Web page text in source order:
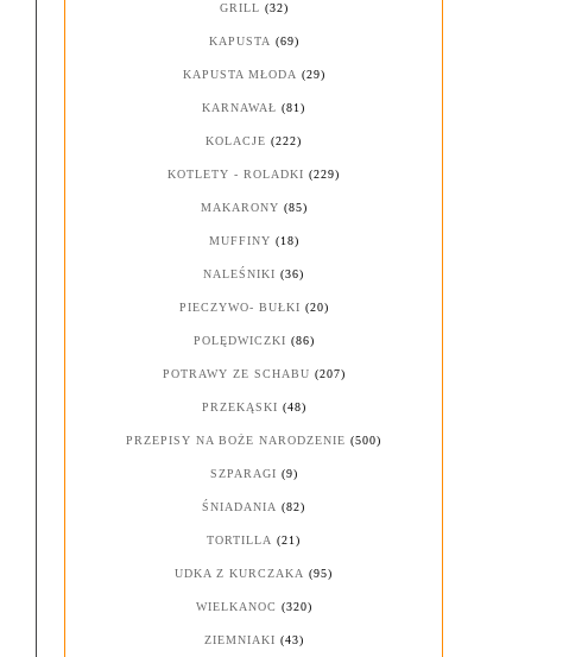
GRILL (32)
KAPUSTA (69)
KAPUSTA MŁODA (29)
KARNAWAŁ (81)
KOLACJE (222)
KOTLETY - ROLADKI (229)
MAKARONY (85)
MUFFINY (18)
NALEŚNIKI (36)
PIECZYWO- BUŁKI (20)
POLĘDWICZKI (86)
POTRAWY ZE SCHABU (207)
PRZEKĄSKI (48)
PRZEPISY NA BOŻE NARODZENIE (500)
SZPARAGI (9)
ŚNIADANIA (82)
TORTILLA (21)
UDKA Z KURCZAKA (95)
WIELKANOC (320)
ZIEMNIAKI (43)